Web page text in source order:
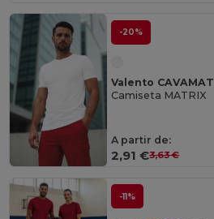
-20%
Valento CAVAMAT
Camiseta MATRIX
A partir de:
2,91 €3,63 €
-11%